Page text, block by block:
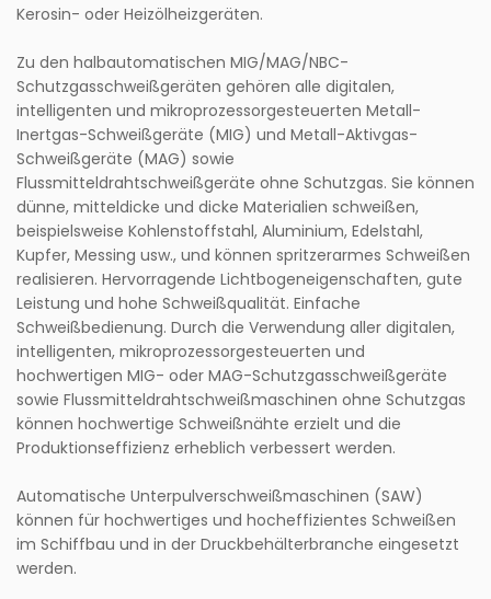
Kerosin- oder Heizölheizgeräten.
Zu den halbautomatischen MIG/MAG/NBC-
Schutzgasschweißgeräten gehören alle digitalen,
intelligenten und mikroprozessorgesteuerten Metall-
Inertgas-Schweißgeräte (MIG) und Metall-Aktivgas-
Schweißgeräte (MAG) sowie
Flussmitteldrahtschweißgeräte ohne Schutzgas. Sie können
dünne, mitteldicke und dicke Materialien schweißen,
beispielsweise Kohlenstoffstahl, Aluminium, Edelstahl,
Kupfer, Messing usw., und können spritzerarmes Schweißen
realisieren. Hervorragende Lichtbogeneigenschaften, gute
Leistung und hohe Schweißqualität. Einfache
Schweißbedienung. Durch die Verwendung aller digitalen,
intelligenten, mikroprozessorgesteuerten und
hochwertigen MIG- oder MAG-Schutzgasschweißgeräte
sowie Flussmitteldrahtschweißmaschinen ohne Schutzgas
können hochwertige Schweißnähte erzielt und die
Produktionseffizienz erheblich verbessert werden.
Automatische Unterpulverschweißmaschinen (SAW)
können für hochwertiges und hocheffizientes Schweißen
im Schiffbau und in der Druckbehälterbranche eingesetzt
werden.